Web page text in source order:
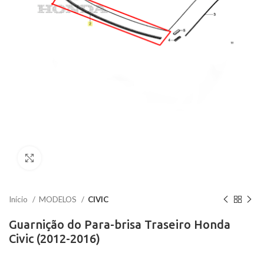
Início MODELOS CIVIC
Guarnição do Para-brisa Traseiro Honda
Civic (2012-2016)